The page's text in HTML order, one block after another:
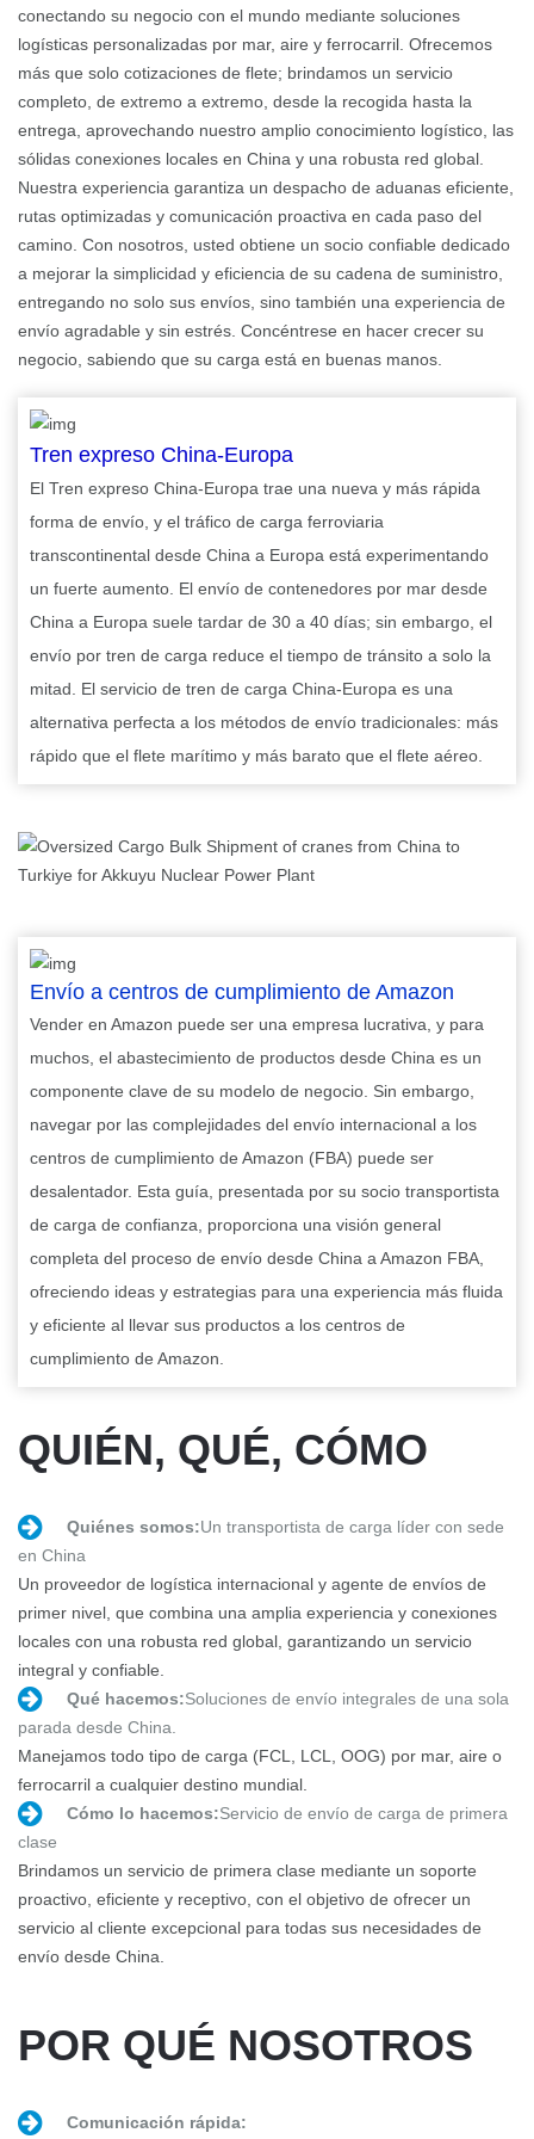
conectando su negocio con el mundo mediante soluciones
logísticas personalizadas por mar, aire y ferrocarril. Ofrecemos
más que solo cotizaciones de flete; brindamos un servicio
completo, de extremo a extremo, desde la recogida hasta la
entrega, aprovechando nuestro amplio conocimiento logístico, las
sólidas conexiones locales en China y una robusta red global.
Nuestra experiencia garantiza un despacho de aduanas eficiente,
rutas optimizadas y comunicación proactiva en cada paso del
camino. Con nosotros, usted obtiene un socio confiable dedicado
a mejorar la simplicidad y eficiencia de su cadena de suministro,
entregando no solo sus envíos, sino también una experiencia de
envío agradable y sin estrés. Concéntrese en hacer crecer su
negocio, sabiendo que su carga está en buenas manos.
Tren expreso China-Europa
El Tren expreso China-Europa trae una nueva y más rápida
forma de envío, y el tráfico de carga ferroviaria
transcontinental desde China a Europa está experimentando
un fuerte aumento. El envío de contenedores por mar desde
China a Europa suele tardar de 30 a 40 días; sin embargo, el
envío por tren de carga reduce el tiempo de tránsito a solo la
mitad. El servicio de tren de carga China-Europa es una
alternativa perfecta a los métodos de envío tradicionales: más
rápido que el flete marítimo y más barato que el flete aéreo.
Envío a centros de cumplimiento de Amazon
Vender en Amazon puede ser una empresa lucrativa, y para
muchos, el abastecimiento de productos desde China es un
componente clave de su modelo de negocio. Sin embargo,
navegar por las complejidades del envío internacional a los
centros de cumplimiento de Amazon (FBA) puede ser
desalentador. Esta guía, presentada por su socio transportista
de carga de confianza, proporciona una visión general
completa del proceso de envío desde China a Amazon FBA,
ofreciendo ideas y estrategias para una experiencia más fluida
y eficiente al llevar sus productos a los centros de
cumplimiento de Amazon.
QUIÉN, QUÉ, CÓMO
Quiénes somos:Un transportista de carga líder con sede
en China
Un proveedor de logística internacional y agente de envíos de
primer nivel, que combina una amplia experiencia y conexiones
locales con una robusta red global, garantizando un servicio
integral y confiable.
Qué hacemos:Soluciones de envío integrales de una sola
parada desde China.
Manejamos todo tipo de carga (FCL, LCL, OOG) por mar, aire o
ferrocarril a cualquier destino mundial.
Cómo lo hacemos:Servicio de envío de carga de primera
clase
Brindamos un servicio de primera clase mediante un soporte
proactivo, eficiente y receptivo, con el objetivo de ofrecer un
servicio al cliente excepcional para todas sus necesidades de
envío desde China.
POR QUÉ NOSOTROS
Comunicación rápida: